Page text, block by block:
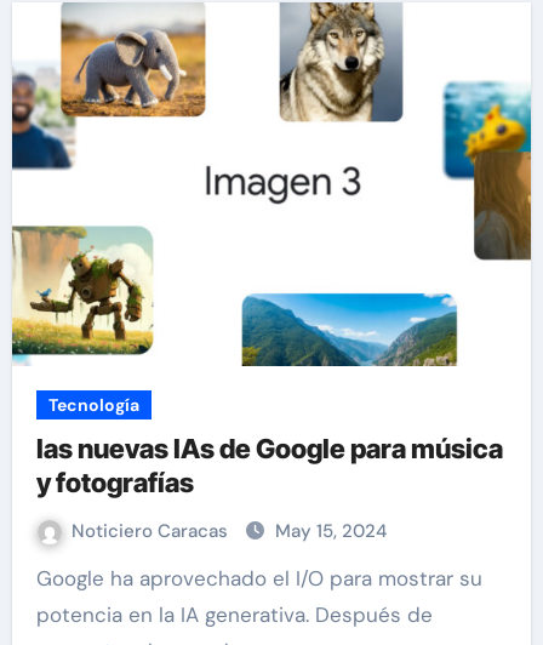
Tecnología
las nuevas IAs de Google para música
y fotografías
Noticiero Caracas May 15, 2024
Google ha aprovechado el I/O para mostrar su
potencia en la IA generativa. Después de